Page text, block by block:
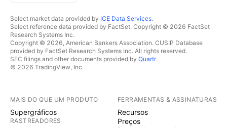
Select market data provided by ICE Data Services.
Select reference data provided by FactSet. Copyright © 2026 FactSet
Research Systems Inc.
Copyright © 2026, American Bankers Association. CUSIP Database
provided by FactSet Research Systems Inc. All rights reserved.
SEC filings and other documents provided by Quartr.
© 2026 TradingView, Inc.
MAIS DO QUE UM PRODUTO
Supergráficos
RASTREADORES
FERRAMENTAS & ASSINATURAS
Recursos
Preços